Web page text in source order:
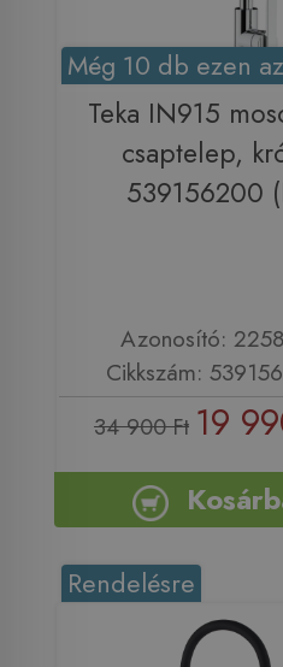
Még 10 db ezen
Teka IN915
csaptelep,
539156200
Azonosító:
Cikkszám:
34 900 Ft 19
Rendelésre